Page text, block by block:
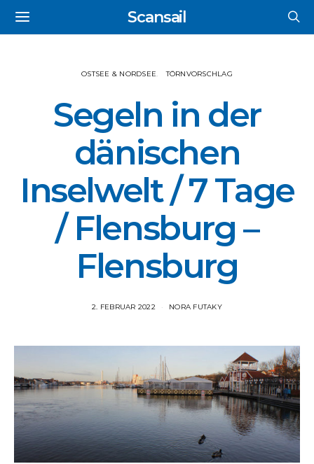
Scansail
OSTSEE & NORDSEE TÖRNVORSCHLAG
Segeln in der
dänischen
Inselwelt / 7 Tage
/ Flensburg –
Flensburg
2. FEBRUAR 2022 NORA FUTAKY